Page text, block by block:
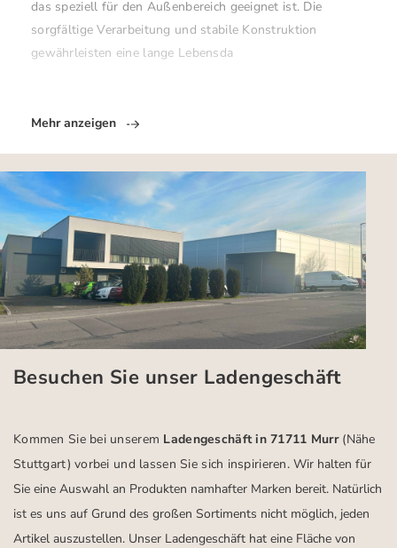
das speziell für den Außenbereich geeignet ist. Die
sorgfältige Verarbeitung und stabile Konstruktion
gewährleisten eine lange Lebensda
Mehr anzeigen
Besuchen Sie unser Ladengeschäft
Kommen Sie bei unserem Ladengeschäft in 71711 Murr (Nähe
Stuttgart) vorbei und lassen Sie sich inspirieren.Wir halten für
Sie eine Auswahl an Produkten namhafter Marken bereit. Natürlich
ist es uns auf Grund des großen Sortiments nicht möglich, jeden
Artikel auszustellen. Unser Ladengeschäft hat eine Fläche von